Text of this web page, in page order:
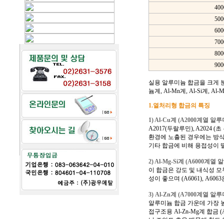
실용 알루미늄 합금을 크게
늄계, Al-Mn계, Al-Si계, Al-
1.열처리형 합금의 특징
1) Al-Cu계 (A2000계열 알루
A2017(두랄루민), A2024 (
환경에 노출된 경우에는 방
기타 합금에 비해 용접성이
2) Al-Mg-Si계 (A6000계열
이 합금은 강도 및 내식성
성이 좋으며 (A6061),
3) Al-Zn계 (A7000계열 알루
알루미늄 합금 가운데 가장
접구조용 Al-Zn-Mg계 합금